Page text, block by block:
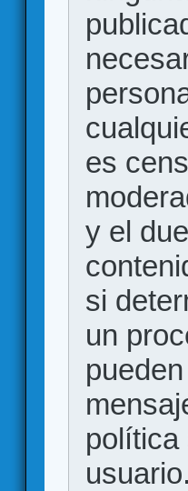
es
y el
si
un
política
usuario.